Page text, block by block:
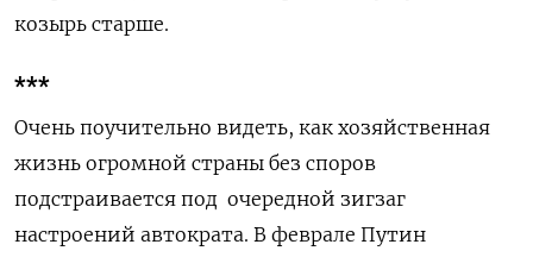
козырь старше.
***
Очень поучительно видеть, как хозяйственная
жизнь огромной страны без споров
подстраивается под очередной зигзаг
настроений автократа. В феврале Путин